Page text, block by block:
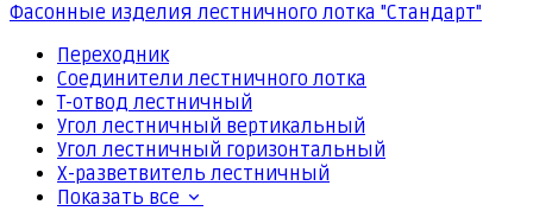
Фасонные изделия лестничного лотка "Стандарт"
Переходник
Соединители лестничного лотка
Т-отвод лестничный
Угол лестничный вертикальный
Угол лестничный горизонтальный
Х-разветвитель лестничный
Показать все